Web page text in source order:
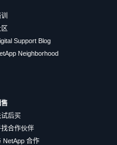
区
Support Blog
Neighborhood
售
试后买
找合作伙伴
NetApp 合作